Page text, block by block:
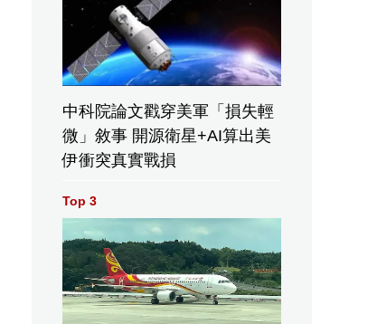
中科院論文戳穿美軍「損失輕
微」敘事 開源衛星+AI算出美
伊衝突真實戰損
Top 3